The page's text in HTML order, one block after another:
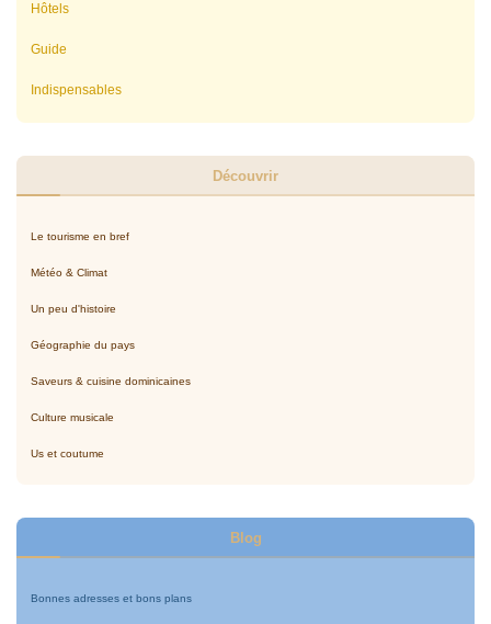
Hôtels
Guide
Indispensables
Découvrir
Le tourisme en bref
Météo & Climat
Un peu d'histoire
Géographie du pays
Saveurs & cuisine dominicaines
Culture musicale
Us et coutume
Blog
Bonnes adresses et bons plans